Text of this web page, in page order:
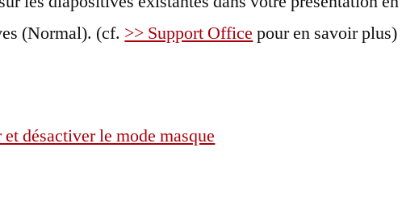
(Normal). (cf. >> Support Office pour en savoir plus)
désactiver le mode masque